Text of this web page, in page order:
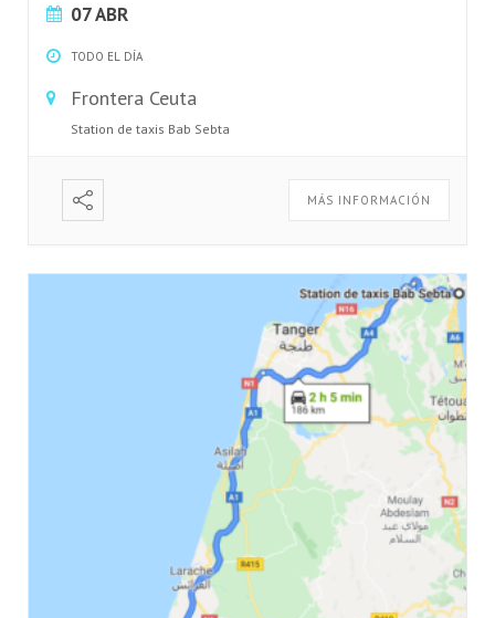
07 ABR
TODO EL DÍA
Frontera Ceuta
Station de taxis Bab Sebta
MÁS INFORMACIÓN